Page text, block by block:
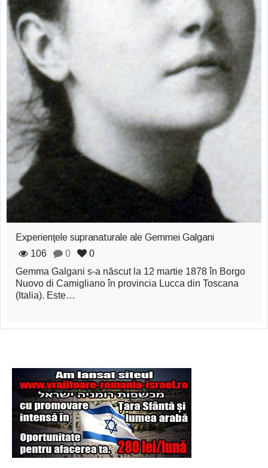
Uimitoarea viaţă a
Derba, un oraş
misterios vizitat şi
de sfântul Petre
regele Arthur
Şi-a vândut soţia
pentru un ritual de
Experienţele supranaturale ale Gemmei Galgani
106
0
0
Gemma Galgani s-a născut la 12 martie 1878 în Borgo
Nuovo di Camigliano în provincia Lucca din Toscana
(Italia). Este…